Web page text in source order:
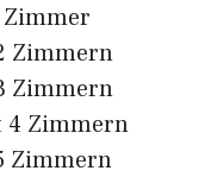
Zimmer
Zimmern
Zimmern
4 Zimmern
Zimmern